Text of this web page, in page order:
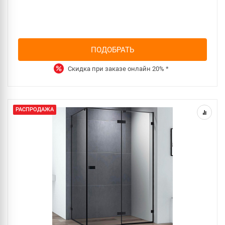
ПОДОБРАТЬ
Скидка при заказе онлайн 20% *
РАСПРОДАЖА